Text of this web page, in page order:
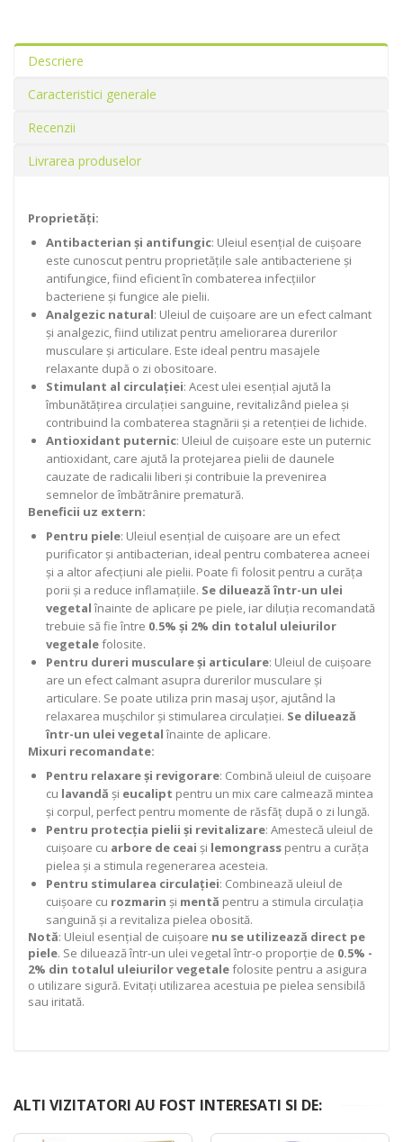
Descriere
Caracteristici generale
Recenzii
Livrarea produselor
Proprietăți:
Antibacterian și antifungic: Uleiul esențial de cuișoare
este cunoscut pentru proprietățile sale antibacteriene și
antifungice, fiind eficient în combaterea infecțiilor
bacteriene și fungice ale pielii.
Analgezic natural: Uleiul de cuișoare are un efect calmant
și analgezic, fiind utilizat pentru ameliorarea durerilor
musculare și articulare. Este ideal pentru masajele
relaxante după o zi obositoare.
Stimulant al circulației: Acest ulei esențial ajută la
îmbunătățirea circulației sanguine, revitalizând pielea și
contribuind la combaterea stagnării și a retenției de lichide.
Antioxidant puternic: Uleiul de cuișoare este un puternic
antioxidant, care ajută la protejarea pielii de daunele
cauzate de radicalii liberi și contribuie la prevenirea
semnelor de îmbătrânire prematură.
Beneficii uz extern:
Pentru piele: Uleiul esențial de cuișoare are un efect
purificator și antibacterian, ideal pentru combaterea acneei
și a altor afecțiuni ale pielii. Poate fi folosit pentru a curăța
porii și a reduce inflamațiile. Se diluează într-un ulei
vegetalînainte de aplicare pe piele, iar diluția recomandată
trebuie să fie între 0.5% și 2% din totalul uleiurilor
vegetalefolosite.
Pentru dureri musculare și articulare: Uleiul de cuișoare
are un efect calmant asupra durerilor musculare și
articulare. Se poate utiliza prin masaj ușor, ajutând la
relaxarea mușchilor și stimularea circulației. Se diluează
într-un ulei vegetalînainte de aplicare.
Mixuri recomandate:
Pentru relaxare și revigorare: Combină uleiul de cuișoare
cu lavandă și eucalipt pentru un mix care calmează mintea
și corpul, perfect pentru momente de răsfăț după o zi lungă.
Pentru protecția pielii și revitalizare: Amestecă uleiul de
cuișoare cu arbore de ceai și lemongrasspentru a curăța
pielea și a stimula regenerarea acesteia.
Pentru stimularea circulației: Combinează uleiul de
cuișoare cu rozmarin și mentă pentru a stimula circulația
sanguină și a revitaliza pielea obosită.
Notă: Uleiul esențial de cuișoare nu se utilizează direct pe
piele. Se diluează într-un ulei vegetal într-o proporție de 0.5% -
2% din totalul uleiurilor vegetalefolosite pentru a asigura
o utilizare sigură. Evitați utilizarea acestuia pe pielea sensibilă
sau iritată.
ALTI VIZITATORI AU FOST INTERESATI SI DE: